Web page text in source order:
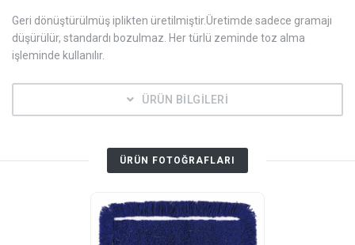
Geri dönüştürülmüş iplikten üretilmiştir.Üretimde sadece gramajı
düşürülür, standardı bozulmaz. Her türlü zeminde toz alma
işleminde kullanılır.
ÜRÜN BİLGİLERİ
ÜRÜN FOTOĞRAFLARI